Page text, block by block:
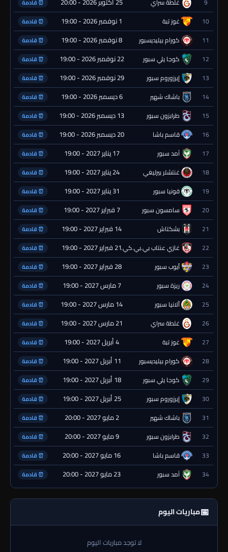
⏰ قادمة
10 غوز تبة 1 نوفمبر 2026 - 19:00 ⏰ قادمة
11 كورام بيليديسبور 8 نوفمبر 2026 - 19:00 ⏰ قادمة
12 كوجا يلي سبور 22 نوفمبر 2026 - 19:00 ⏰ قادمة
13 إيرزوروم سبور 29 نوفمبر 2026 - 19:00 ⏰ قادمة
14 باشاك شهير 6 ديسمبر 2026 - 19:00 ⏰ قادمة
15 طرابزون سبور 13 ديسمبر 2026 - 19:00 ⏰ قادمة
16 قاسم باشا 20 ديسمبر 2026 - 19:00 ⏰ قادمة
17 آمد سبور 17 يناير 2027 - 19:00 ⏰ قادمة
18 غنتشلر بيرليغي 24 يناير 2027 - 19:00 ⏰ قادمة
19 قونيا سبور 31 يناير 2027 - 19:00 ⏰ قادمة
20 سامسون سبور 7 فبراير 2027 - 19:00 ⏰ قادمة
21 بشكتاش 14 فبراير 2027 - 19:00 ⏰ قادمة
22 غازي عنتاب بي.بي.كي.21 فبراير 2027 - 19:00 ⏰ قادمة
23 أيوب سبور 28 فبراير 2027 - 19:00 ⏰ قادمة
24 ريزة سبور 7 مارس 2027 - 19:00 ⏰ قادمة
25 ألانيا سبور 14 مارس 2027 - 19:00 ⏰ قادمة
26 غلطة سراي 21 مارس 2027 - 19:00 ⏰ قادمة
27 غوز تبة 4 أبريل 2027 - 19:00 ⏰ قادمة
28 كورام بيليديسبور 11 أبريل 2027 - 19:00 ⏰ قادمة
29 كوجا يلي سبور 18 أبريل 2027 - 19:00 ⏰ قادمة
30 إيرزوروم سبور 25 أبريل 2027 - 19:00 ⏰ قادمة
31 باشاك شهير 2 مايو 2027 - 20:00 ⏰ قادمة
32 طرابزون سبور 9 مايو 2027 - 20:00 ⏰ قادمة
33 قاسم باشا 16 مايو 2027 - 20:00 ⏰ قادمة
34 آمد سبور 23 مايو 2027 - 20:00 ⏰ قادمة
📅مباريات اليوم
لا توجد مباريات اليوم